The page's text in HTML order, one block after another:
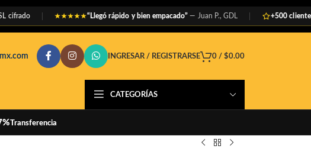
★★★★★“Llegó rápido y bien empacado” — Juan P., GDL +500 clientes
INGRESAR / REGISTRARSE 0 / $0.00
CATEGORÍAS
Transferencia